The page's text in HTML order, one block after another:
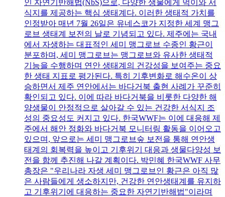
인 자연기반해법(NbS)으로, 다양한 생물에게 먹이와 서
식지를 제공하는 핵심 생태계다. 이러한 생태적 가치를
인정받아 매년 7월 26일은 유네스코가 지정한 세계 맹그
로브 생태계 보전의 날로 기념되고 있다. 제주에는 국내
에서 자생하는 대표적인 세미 맹그로브 수종인 황근이
분포하며, 세미 맹그로브는 맹그로브와 유사한 생태적
기능을 수행하며 연안 생태계의 건강성을 보여주는 중요
한 생태 지표로 평가된다. 특히 기후변화로 해수온이 상
승하면서 제주 연안에서는 바다거북 출현 사례가 꾸준히
확인되고 있다. 이에 따라 바다거북을 비롯한 다양한 해
양생물이 안정적으로 살아갈 수 있는 건강한 서식지 조
성의 중요성도 커지고 있다. 한국WWF는 이에 대응해 제
주에서 해안 정화와 바다거북 모니터링 활동을 이어오고
있으며, 앞으로는 세미 맹그로브숲 보전을 통해 연안생
태계의 회복력을 높이고 기후위기 대응과 생물다양성 보
전을 함께 추진해 나갈 계획이다. 박민혜 한국WWF 사무
총장은 "우리나라 자생 세미 맹그로브인 황근은 아직 많
은 사람들에게 생소하지만, 건강한 연안생태계를 유지하
고 기후위기에 대응하는 중요한 자연기반해법"이라며